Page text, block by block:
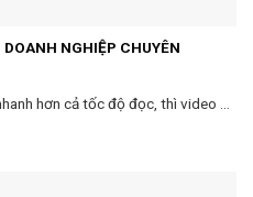
NGHIỆP CHUYÊN
hơn cả tốc độ đọc, thì video ...